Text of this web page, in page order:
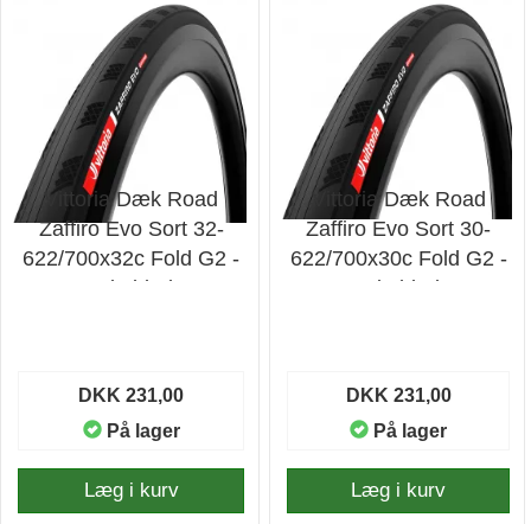
Vittoria Dæk Road
Zaffiro Evo Sort 32-
622/700x32c Fold G2 -
Cykeldæk
DKK 231,00
På lager
Læg i kurv
Vittoria Dæk Road
Zaffiro Evo Sort 30-
622/700x30c Fold G2 -
Cykeldæk
DKK 231,00
På lager
Læg i kurv